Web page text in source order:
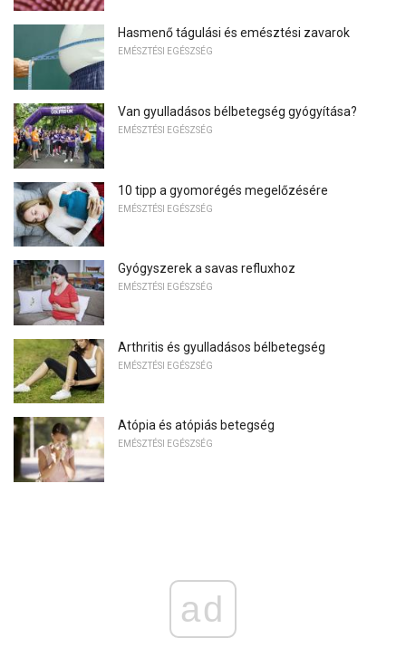
Hasmenő tágulási és emésztési zavarok
EMÉSZTÉSI EGÉSZSÉG
Van gyulladásos bélbetegség gyógyítása?
EMÉSZTÉSI EGÉSZSÉG
10 tipp a gyomorégés megelőzésére
EMÉSZTÉSI EGÉSZSÉG
Gyógyszerek a savas refluxhoz
EMÉSZTÉSI EGÉSZSÉG
Arthritis és gyulladásos bélbetegség
EMÉSZTÉSI EGÉSZSÉG
Atópia és atópiás betegség
EMÉSZTÉSI EGÉSZSÉG
ad